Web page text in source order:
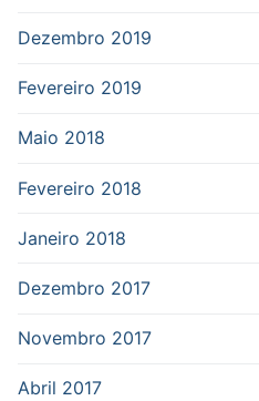
Dezembro 2019
Fevereiro 2019
Maio 2018
Fevereiro 2018
Janeiro 2018
Dezembro 2017
Novembro 2017
Abril 2017